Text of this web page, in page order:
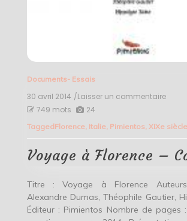
Documents- Essais
30 avril 2014 /Laisser un commentaireon
749 mots 24
TaggedFlorence, Italie, Pimientos, XIXe siècle
Voyage à Florence –
Titre : Voyage à Florence
Alexandre Dumas, Théophile Gautier,
Éditeur : Pimientos Nombre de pages